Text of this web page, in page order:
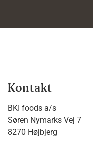
Kontakt
BKI foods a/s
Søren Nymarks Vej 7
8270 Højbjerg